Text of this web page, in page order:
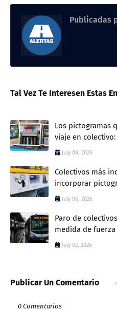
Publicadas
Tal Vez Te Interesen Estas
Los pictogramas
viaje en
July 08, 2026
Colectivos más
incorporar
July 06, 2026
Paro de
medida de fuerza
July 03, 2026
Publicar Un Comentario
0 Comentarios